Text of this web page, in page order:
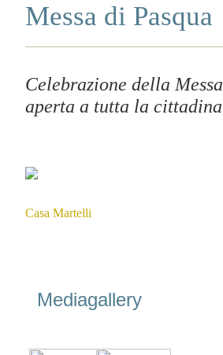
Messa di Pasqua
Celebrazione della
aperta a tutta la
Casa Martelli
Mediagallery